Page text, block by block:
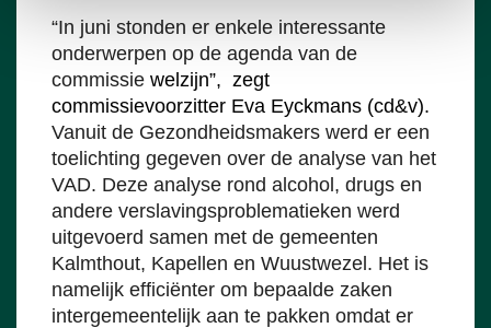
“In juni stonden er enkele interessante
onderwerpen op de agenda van de
commissie welzijn”, zegt
commissievoorzitter Eva Eyckmans (cd&v).
Vanuit de Gezondheidsmakers werd er een
toelichting gegeven over de analyse van het
VAD. Deze analyse rond alcohol, drugs en
andere verslavingsproblematieken werd
uitgevoerd samen met de gemeenten
Kalmthout, Kapellen en Wuustwezel. Het is
namelijk efficiënter om bepaalde zaken
intergemeentelijk aan te pakken omdat er